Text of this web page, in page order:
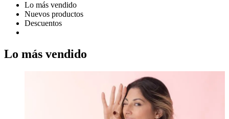
Lo más vendido
Nuevos productos
Descuentos
Lo más vendido